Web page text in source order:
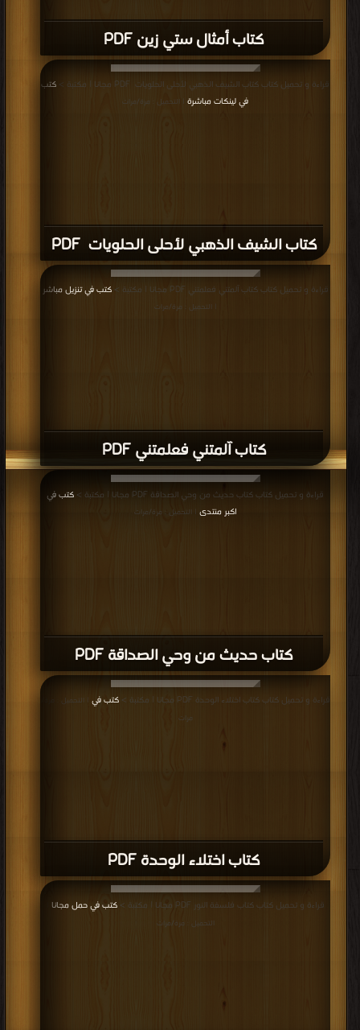
كتاب أمثال ستي زين PDF
كتاب الشيف الذهبي لأحلى الحلويات PDF
قراءة و تحميل كتاب كتاب الشيف الذهبي لأحلى الحلويات PDF مجانا | مكتبة >
كتب
في لينكات مباشرة
| التحميل : مرة/مرات
كتاب آلمتني فعلمتني PDF
قراءة و تحميل كتاب كتاب آلمتني فعلمتني PDF مجانا | مكتبة > كتب في تنزيل مباشر
| التحميل : مرة/مرات
كتاب حديث من وحي الصداقة PDF
قراءة و تحميل كتاب كتاب حديث من وحي الصداقة PDF مجانا | مكتبة >
كتب في
اكبر منتدى
| التحميل : مرة/مرات
كتاب اختلاء الوحدة PDF
قراءة و تحميل كتاب كتاب اختلاء الوحدة PDF مجانا | مكتبة > كتب في
| التحميل : مرة/
مرات
قراءة و تحميل كتاب كتاب فلسفة النور PDF مجانا | مكتبة > كتب في حمل مجانا
التحميل : مرة/مرات